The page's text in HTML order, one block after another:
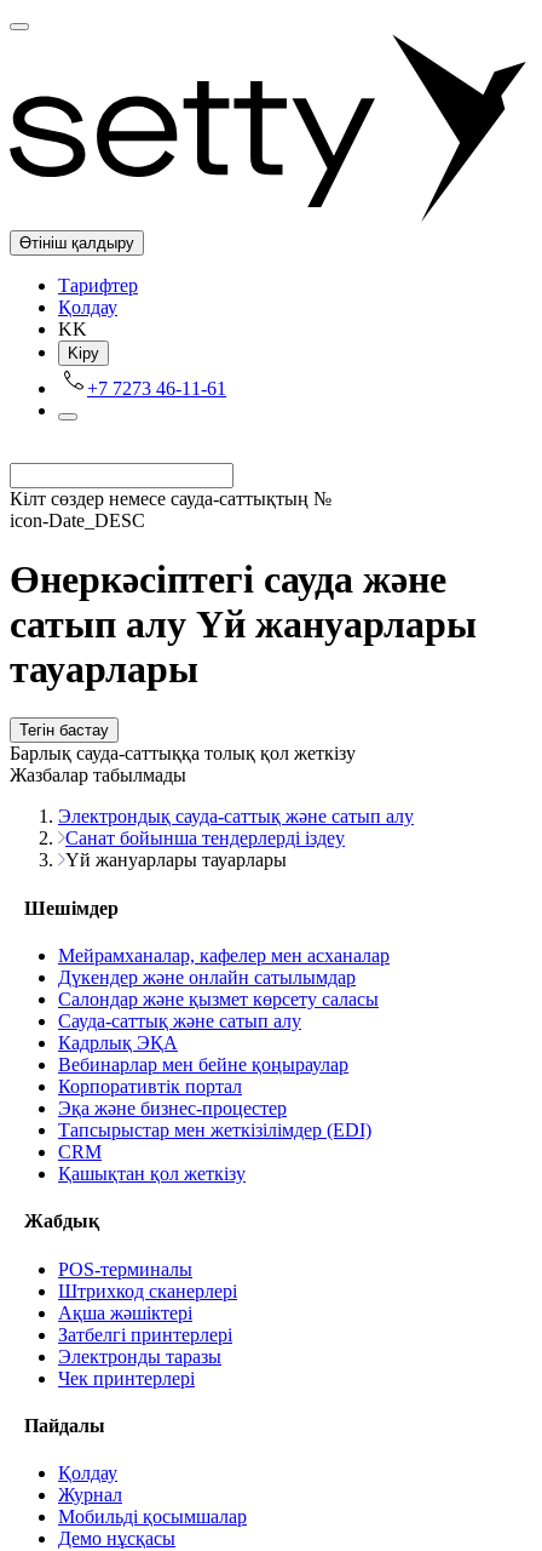
Өтініш қалдыру
Tарифтер
Қолдау
KK
Kіру
+7 7273 46-11-61
Кілт сөздер немесе сауда-саттықтың №
icon-Date_DESC
Өнеркәсіптегі сауда және
сатып алу Үй жануарлары
тауарлары
Тегін бастау
Барлық сауда-саттыққа толық қол жеткізу
Жазбалар табылмады
Электрондық сауда-саттық және сатып алу
Санат бойынша тендерлерді іздеу
Үй жануарлары тауарлары
Шешімдер
Мейрамханалар, кафелер мен асханалар
Дүкендер және онлайн сатылымдар
Салондар және қызмет көрсету саласы
Сауда-саттық және сатып алу
Кадрлық ЭҚА
Вебинарлар мен бейне қоңыраулар
Корпоративтік портал
Эқа және бизнес-процестер
Тапсырыстар мен жеткізілімдер (EDI)
CRM
Қашықтан қол жеткізу
Жабдық
POS-терминалы
Штрихкод сканерлері
Ақша жәшіктері
Затбелгі принтерлері
Электронды таразы
Чек принтерлері
Пайдалы
Қолдау
Журнал
Мобильді қосымшалар
Демо нұсқасы